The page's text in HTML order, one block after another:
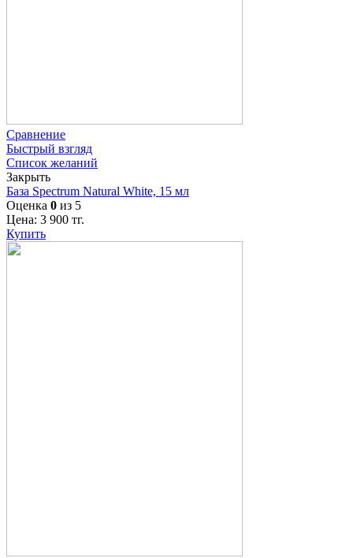
Сравнение
Быстрый взгляд
Список желаний
Закрыть
База Spectrum Natural White, 15 мл
Оценка 0 из 5
Цена: 3 900 тг.
Купить